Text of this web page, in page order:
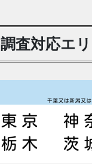
調査対応エ